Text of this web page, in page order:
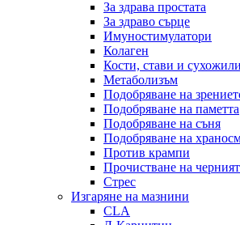
За здрава простата
За здраво сърце
Имуностимулатори
Колаген
Кости, стави и
Метаболизъм
Подобряване на
Подобряване на паметта
Подобряване на съня
Подобряване на
Против крампи
Прочистване на
Стрес
Изгаряне на мазнини
CLA